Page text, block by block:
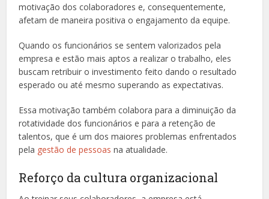
motivação dos colaboradores e, consequentemente,
afetam de maneira positiva o engajamento da equipe.
Quando os funcionários se sentem valorizados pela
empresa e estão mais aptos a realizar o trabalho, eles
buscam retribuir o investimento feito dando o resultado
esperado ou até mesmo superando as expectativas.
Essa motivação também colabora para a diminuição da
rotatividade dos funcionários e para a retenção de
talentos, que é um dos maiores problemas enfrentados
pela gestão de pessoas na atualidade.
Reforço da cultura organizacional